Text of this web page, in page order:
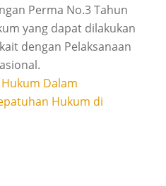
Perma No.3 Tahun
yang dapat dilakukan
dengan Pelaksanaan
Dalam
Hukum di